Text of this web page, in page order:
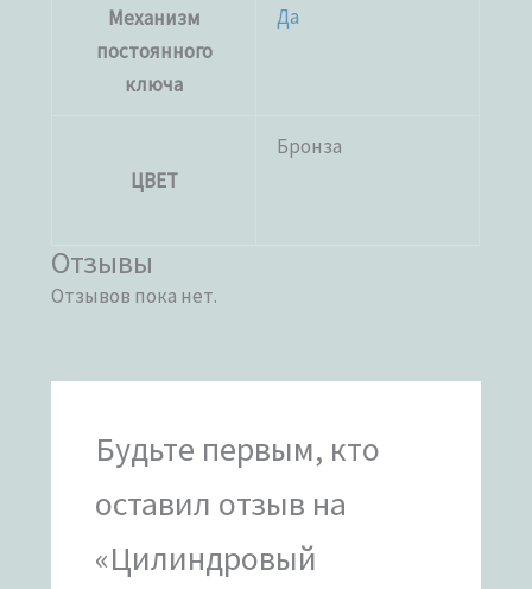
Механизм
постоянного
ключа
Да
ЦВЕТ
Бронза
Отзывы
Отзывов пока нет.
Будьте первым, кто
оставил отзыв на
«Цилиндровый